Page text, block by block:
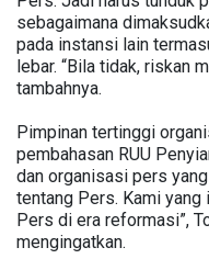
sebagaimana
pada instansi lain
lebar. “Bila tidak, riskan
tambahnya.
Pimpinan tertinggi
pembahasan RUU
dan organisasi pers
tentang Pers. Kami
Pers di era reformasi”,
mengingatkan.